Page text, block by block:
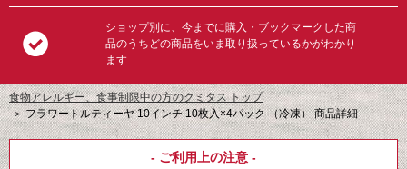
ショップ別に、今までに購入・ブックマークした商
品のうちどの商品をいま取り扱っているかがわかり
ます
食物アレルギー、食事制限中の方のクミタス トップ
＞フラワートルティーヤ 10インチ 10枚入×4パック （冷凍） 商品詳細
- ご利用上の注意 -